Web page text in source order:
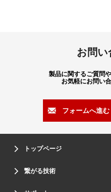
お問い
製品に関するご質問
お気軽にお問い
フォームへ進む
トップページ
繋がる技術